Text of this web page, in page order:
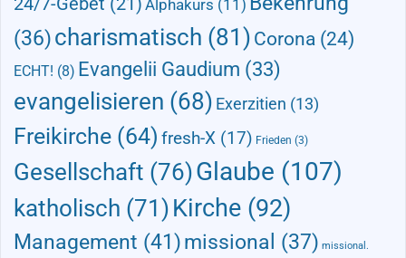
Alphakurs (11)
(36)charismatisch (81) Corona (24)
ECHT! (8) Evangelii Gaudium (33)
evangelisieren (68) Exerzitien (13)
Freikirche (64) fresh-X (17) Frieden (3)
Gesellschaft (76)Glaube (107)
katholisch (71) Kirche (92)
Management (41)missional (37) missional.